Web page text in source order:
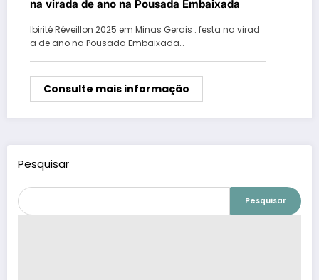
na virada de ano na Pousada Embaixada
Ibirité Réveillon 2025 em Minas Gerais : festa na virad
a de ano na Pousada Embaixada…
Consulte mais informação
Pesquisar
Pesquisar